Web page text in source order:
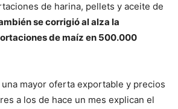
de harina, pellets y aceite de
se corrigió al alza la
de maíz en 500.000
mayor oferta exportable y precios
a los de hace un mes explican el